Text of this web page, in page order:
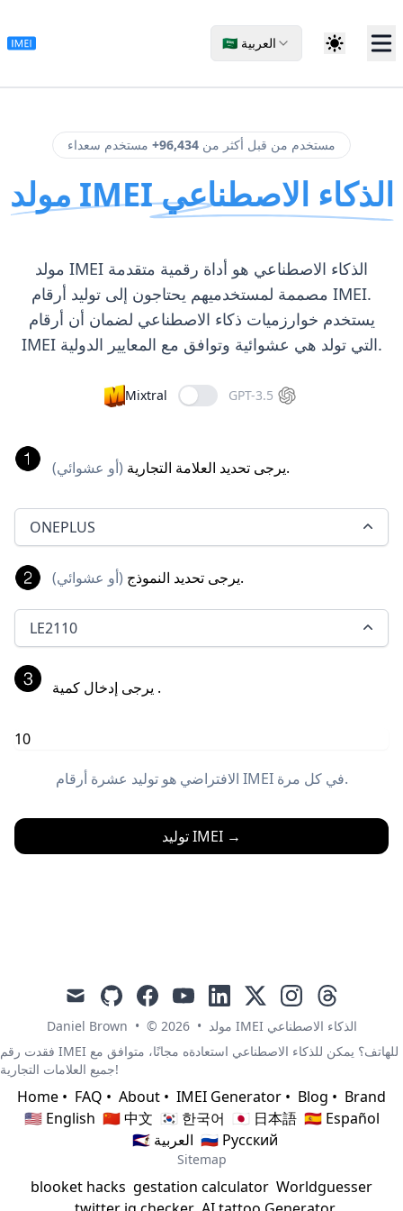
🇸🇦 العربية
مستخدم من قبل أكثر من 96,434+ مستخدم سعداء
مولد IMEI الذكاء الاصطناعي
مولد IMEI الذكاء الاصطناعي هو أداة رقمية متقدمة
مصممة لمستخدميهم يحتاجون إلى توليد أرقام IMEI.
يستخدم خوارزميات ذكاء الاصطناعي لضمان أن أرقام
IMEI التي تولد هي عشوائية وتوافق مع المعايير الدولية.
Mixtral GPT-3.5
يرجى تحديد العلامة التجارية (أو عشوائي) .
ONEPLUS
يرجى تحديد النموذج (أو عشوائي) .
LE2110
يرجى إدخال كمية .
الافتراضي هو توليد عشرة أرقام IMEI في كل مرة.
توليد IMEI →
mail githubfacebookyoutubelinkedin
x instagramthreads
Daniel Brown • © 2026 •
مولد IMEI الذكاء الاصطناعي
فقدت رقم IMEI للهاتف؟ يمكن للذكاء الاصطناعي استعادةه مجانًا، متوافق مع
جميع العلامات التجارية!
Home • FAQ • About • IMEI Generator • Blog • Brand
🇺🇸 English 🇨🇳 中文 🇰🇷 한국어 🇯🇵 日本語 🇪🇸 Español
🇸🇦 العربية 🇷🇺 Русский
Sitemap
blooket hacks gestation calculator Worldguesser